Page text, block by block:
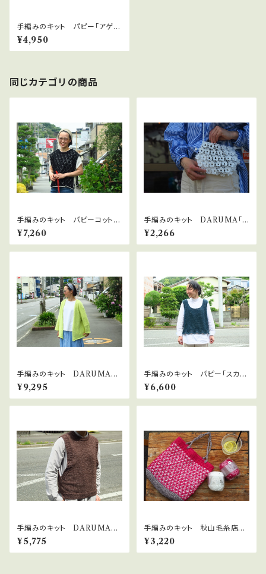
手編みのキット パピー「アゲー
トのカラフルキャミ」
¥4,950
同じカテゴリの商品
手編みのキット パピーコットン
コナで編む「モノクロレースベス
ト」
¥7,260
手編みのキット DARUMA「フ
ラワーモチーフポシェット」
¥2,266
手編みのキット DARUMAリ
ネンウールアルパカ「フロントリ
ボンカーディガン」
¥9,295
手編みのキット パピー「スカラ
ップヘムベスト」
¥6,600
手編みのキット DARUMAリ
ネンウールアルパカ「スリットノ
ースリーブ」
¥5,775
手編みのキット 秋山毛糸店オ
リジナル「ナナミのプールバッグ」
¥3,220